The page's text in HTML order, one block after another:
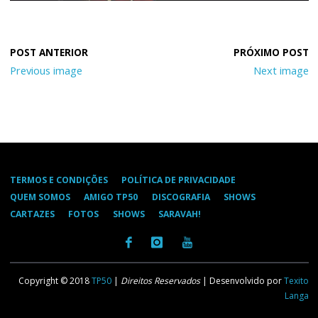
Previous image Next image
TERMOS E CONDIÇÕES
POLÍTICA DE PRIVACIDADE
QUEM SOMOS
AMIGO TP50 DISCOGRAFIA
SHOWS
CARTAZES
FOTOS SHOWS SARAVAH!
Copyright © 2018TP50 | Direitos Reservados| Desenvolvido porTexito
Langa